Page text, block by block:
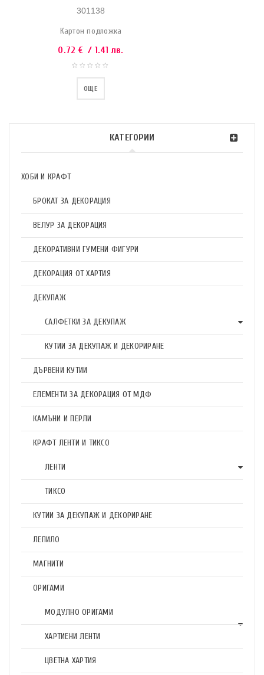
КАТЕГОРИИ
ХОБИ И КРАФТ
БРОКАТ ЗА ДЕКОРАЦИЯ
ВЕЛУР ЗА ДЕКОРАЦИЯ
ДЕКОРАТИВНИ ГУМЕНИ ФИГУРИ
ДЕКОРАЦИЯ ОТ ХАРТИЯ
ДЕКУПАЖ
САЛФЕТКИ ЗА ДЕКУПАЖ
КУТИИ ЗА ДЕКУПАЖ И ДЕКОРИРАНЕ
ДЪРВЕНИ КУТИИ
ЕЛЕМЕНТИ ЗА ДЕКОРАЦИЯ ОТ МДФ
КАМЪНИ И ПЕРЛИ
КРАФТ ЛЕНТИ И ТИКСО
ЛЕНТИ
ТИКСО
КУТИИ ЗА ДЕКУПАЖ И ДЕКОРИРАНЕ
ЛЕПИЛО
МАГНИТИ
ОРИГАМИ
МОДУЛНО ОРИГАМИ
ХАРТИЕНИ ЛЕНТИ
ЦВЕТНА ХАРТИЯ
301138
Картон подложка
0.72 € / 1.41 лв.
ОЩЕ